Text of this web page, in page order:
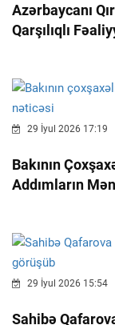
Azərbaycanı
Qarşılıqlı
29 İyul 2026 17:19
Bakının
Addımların
29 İyul 2026 15:54
Sahibə